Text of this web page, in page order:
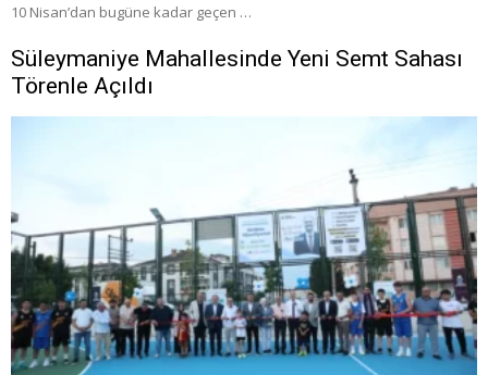
10 Nisan’dan bugüne kadar geçen …
Süleymaniye Mahallesinde Yeni Semt Sahası
Törenle Açıldı